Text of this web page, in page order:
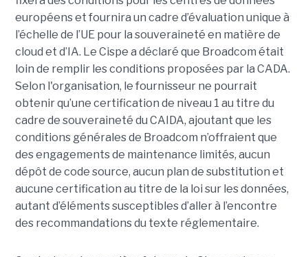
européens et fournira un cadre d’évaluation unique à
l’échelle de l’UE pour la souveraineté en matière de
cloud et d’IA. Le Cispe a déclaré que Broadcom était
loin de remplir les conditions proposées par la CADA.
Selon l'organisation, le fournisseur ne pourrait
obtenir qu’une certification de niveau 1 au titre du
cadre de souveraineté du CAIDA, ajoutant que les
conditions générales de Broadcom n’offraient que
des engagements de maintenance limités, aucun
dépôt de code source, aucun plan de substitution et
aucune certification au titre de la loi sur les données,
autant d’éléments susceptibles d’aller à l’encontre
des recommandations du texte réglementaire.